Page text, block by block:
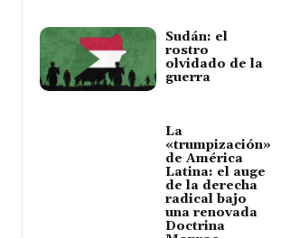
Sudán: el
rostro
olvidado de la
guerra
La
«trumpización»
de América
Latina: el auge
de la derecha
radical bajo
una renovada
Doctrina